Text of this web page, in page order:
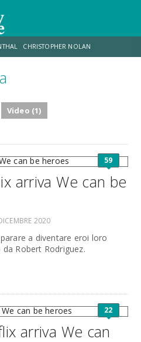
CHRISTOPHER NOLAN
Video (1)
59
arriva We can be
2020
a diventare eroi loro
Robert Rodriguez.
22
arriva We can